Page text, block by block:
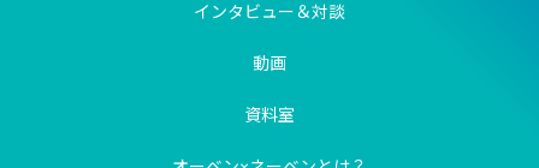
インタビュー＆対談
動画
資料室